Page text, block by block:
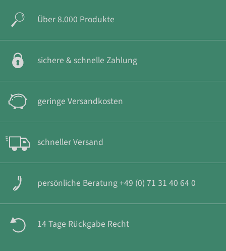
Über 8.000 Produkte
sichere & schnelle Zahlung
geringe Versandkosten
schneller Versand
persönliche Beratung +49 (0) 71 31 40 64 0
14 Tage Rückgabe Recht